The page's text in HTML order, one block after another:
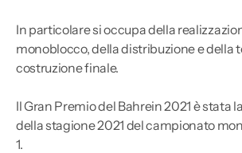
In particolare si occupa della
monoblocco, della distribuzione e della
costruzione finale.
Il Gran Premio del Bahrein 2021 è stata
della stagione 2021 del campionato
1.